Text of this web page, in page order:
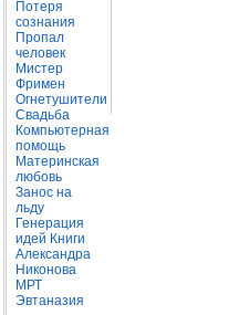
Потеря
сознания
Пропал
человек
Мистер
Фримен
Огнетушители
Свадьба
Компьютерная
помощь
Материнская
любовь
Занос на
льду
Генерация
идей Книги
Александра
Никонова
МРТ
Эвтаназия